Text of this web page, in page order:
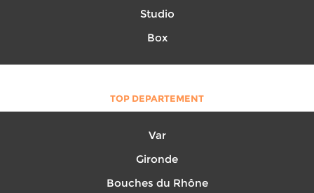
Studio
Box
TOP DEPARTEMENT
Var
Gironde
Bouches du Rhône